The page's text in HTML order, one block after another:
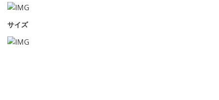
サイズ